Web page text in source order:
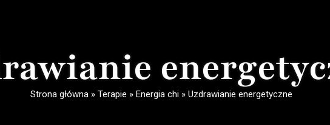
Strona główna » Terapie » Energia chi » Uzdrawianie energetyczne